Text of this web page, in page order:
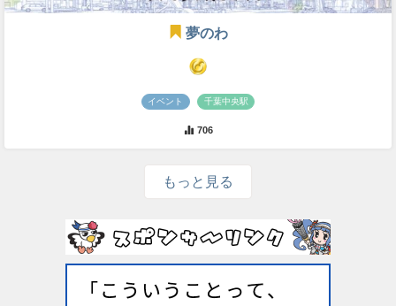
夢のわ
イベント 千葉中央駅
706
もっと見る